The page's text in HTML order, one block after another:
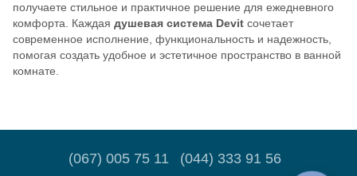
получаете стильное и практичное решение для ежедневного
комфорта. Каждая душевая система Devit сочетает
современное исполнение, функциональность и надежность,
помогая создать удобное и эстетичное пространство в ванной
комнате.
(067) 005 75 11 (044) 333 91 56